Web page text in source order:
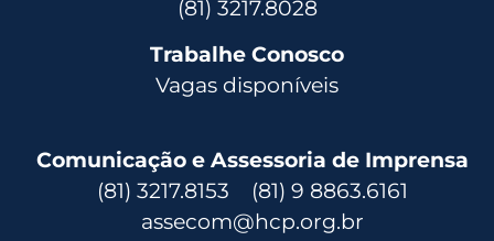
(81) 3217.8028
Trabalhe Conosco
Vagas disponíveis
Comunicação e Assessoria de Imprensa
(81) 3217.8153 (81) 9 8863.6161
assecom@hcp.org.br